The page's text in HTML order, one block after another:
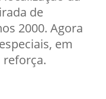
de
2000. Agora
em
reforça.